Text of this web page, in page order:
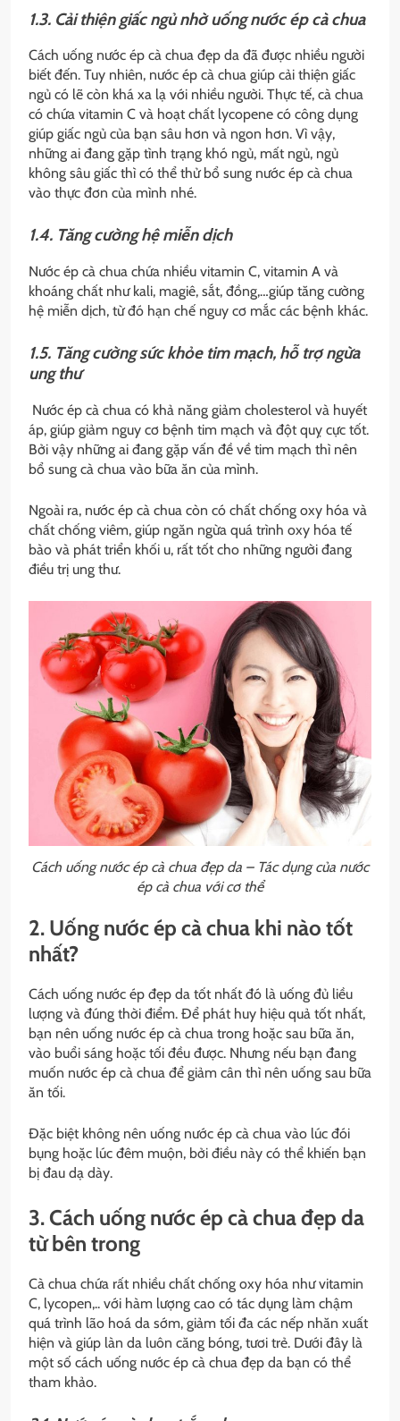
1.3. Cải thiện giấc ngủ nhờ uống nước ép cà chua
Cách uống nước ép cà chua đẹp da đã được nhiều người
biết đến. Tuy nhiên, nước ép cà chua giúp cải thiện giấc
ngủ có lẽ còn khá xa lạ với nhiều người. Thực tế, cà chua
có chứa vitamin C và hoạt chất lycopene có công dụng
giúp giấc ngủ của bạn sâu hơn và ngon hơn. Vì vậy,
những ai đang gặp tình trạng khó ngủ, mất ngủ, ngủ
không sâu giấc thì có thể thử bổ sung nước ép cà chua
vào thực đơn của mình nhé.
1.4. Tăng cường hệ miễn dịch
Nước ép cà chua chứa nhiều vitamin C, vitamin A và
khoáng chất như kali, magiê, sắt, đồng,…giúp tăng cường
hệ miễn dịch, từ đó hạn chế nguy cơ mắc các bệnh khác.
1.5. Tăng cường sức khỏe tim mạch, hỗ trợ ngừa
ung thư
Nước ép cà chua có khả năng giảm cholesterol và huyết
áp, giúp giảm nguy cơ bệnh tim mạch và đột quỵ cực tốt.
Bởi vậy những ai đang gặp vấn đề về tim mạch thì nên
bổ sung cà chua vào bữa ăn của mình.
Ngoài ra, nước ép cà chua còn có chất chống oxy hóa và
chất chống viêm, giúp ngăn ngừa quá trình oxy hóa tế
bào và phát triển khối u, rất tốt cho những người đang
điều trị ung thư.
Cách uống nước ép cà chua đẹp da – Tác dụng của nước
ép cà chua với cơ thể
2. Uống nước ép cà chua khi nào tốt
nhất?
Cách uống nước ép đẹp da tốt nhất đó là uống đủ liều
lượng và đúng thời điểm. Để phát huy hiệu quả tốt nhất,
bạn nên uống nước ép cà chua trong hoặc sau bữa ăn,
vào buổi sáng hoặc tối đều được. Nhưng nếu bạn đang
muốn nước ép cà chua để giảm cân thì nên uống sau bữa
ăn tối.
Đặc biệt không nên uống nước ép cà chua vào lúc đói
bụng hoặc lúc đêm muộn, bởi điều này có thể khiến bạn
bị đau dạ dày.
3. Cách uống nước ép cà chua đẹp da
từ bên trong
Cà chua chứa rất nhiều chất chống oxy hóa như vitamin
C, lycopen,.. với hàm lượng cao có tác dụng làm chậm
quá trình lão hoá da sớm, giảm tối đa các nếp nhăn xuất
hiện và giúp làn da luôn căng bóng, tươi trẻ. Dưới đây là
một số cách uống nước ép cà chua đẹp da bạn có thể
tham khảo.